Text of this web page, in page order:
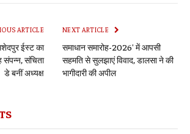
ARTICLE
ईस्ट का
संपन्न, संचिता
डे बनीं अध्यक्ष
NEXT ARTICLE
समाधान समारोह-2026′ में आपसी
सहमति से सुलझाएं विवाद, डालसा ने की
भागीदारी की अपील